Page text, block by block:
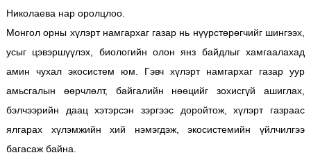
Николаева нар оролцлоо.
Монгол орны хүлэрт намгархаг газар нь нүүрстөрөгчийг шингээх,
усыг цэвэршүүлэх, биологийн олон янз байдлыг хамгаалахад
амин чухал экосистем юм. Гэвч хүлэрт намгархаг газар уур
амьсгалын өөрчлөлт, байгалийн нөөцийг зохисгүй ашиглах,
бэлчээрийн даац хэтэрсэн зэргээс доройтож, хүлэрт газраас
ялгарах хүлэмжийн хий нэмэгдэж, экосистемийн үйлчилгээ
багасаж байна.